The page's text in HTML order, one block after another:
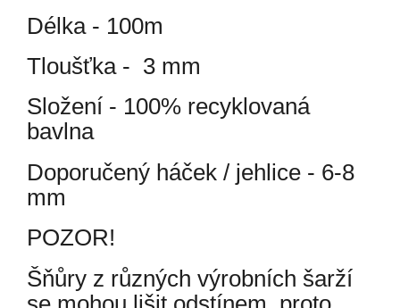
Délka - 100m
Tloušťka - 3 mm
Složení - 100% recyklovaná
bavlna
Doporučený háček / jehlice - 6-8
mm
POZOR!
Šňůry z různých výrobních šarží